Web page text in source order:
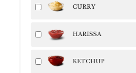
CURRY
HARISSA
KETCHUP